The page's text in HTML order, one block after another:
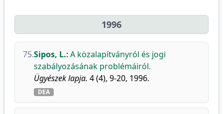
1996
75.Sipos, L.: A közalapítványról és jogi
szabályozásának problémáiról.
Ügyészek lapja. 4 (4), 9-20, 1996.
DEA